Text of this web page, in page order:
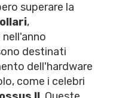
superare la
,
destinati
dell'hardware
come i celebri